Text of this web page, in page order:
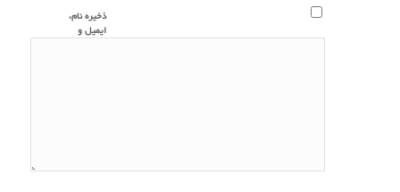
ذخیره نام،
ایمیل و